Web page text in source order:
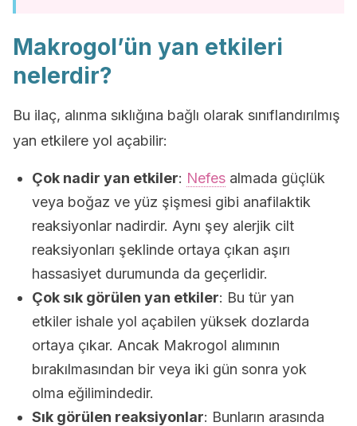
Makrogol’ün yan etkileri
nelerdir?
Bu ilaç, alınma sıklığına bağlı olarak sınıflandırılmış
yan etkilere yol açabilir:
Çok nadir yan etkiler: Nefes almada güçlük
veya boğaz ve yüz şişmesi gibi anafilaktik
reaksiyonlar nadirdir. Aynı şey alerjik cilt
reaksiyonları şeklinde ortaya çıkan aşırı
hassasiyet durumunda da geçerlidir.
Çok sık görülen yan etkiler: Bu tür yan
etkiler ishale yol açabilen yüksek dozlarda
ortaya çıkar. Ancak Makrogol alımının
bırakılmasından bir veya iki gün sonra yok
olma eğilimindedir.
Sık görülen reaksiyonlar: Bunların arasında